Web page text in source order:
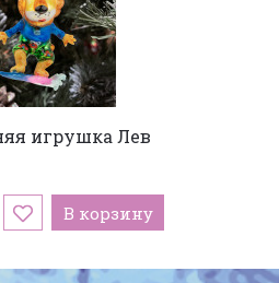
игрушка Лев
В корзину